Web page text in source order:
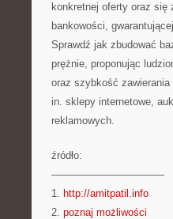
konkretnej oferty oraz się
bankowości,
Sprawdź jak zbudować
prężnie, proponując
oraz szybkość
in. sklepy internetowe,
reklamowych.
źródło:
———————————
1. http://amitpatil.info
2. poznaj możliwości